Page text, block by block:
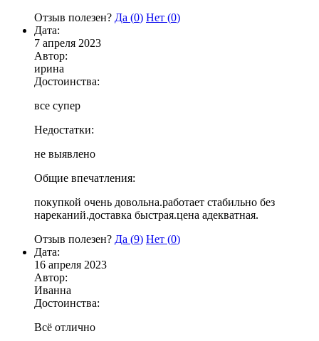
Отзыв полезен? Да (0) Нет (0)
Дата:
7 апреля 2023
Автор:
ирина
Достоинства:
все супер
Недостатки:
не выявлено
Общие впечатления:
покупкой очень довольна.работает стабильно без
нареканий.доставка быстрая.цена адекватная.
Отзыв полезен? Да (9) Нет (0)
Дата:
16 апреля 2023
Автор:
Иванна
Достоинства:
Всё отлично